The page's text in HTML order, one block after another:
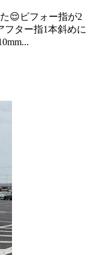
😌ビフォー指が2
ター指1本斜めに